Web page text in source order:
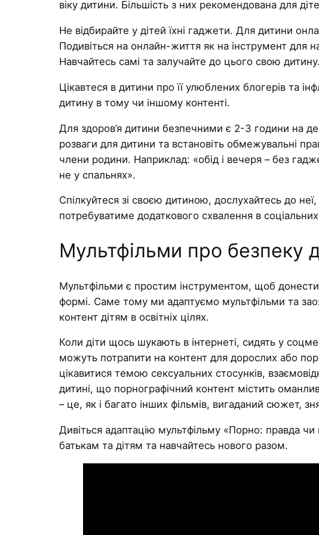
віку дитини. Більшість з них рекомендована для
Не відбирайте у дітей їхні гаджети. Для дитини
Подивіться на онлайн-життя як на інструмент для
Навчайтесь самі та залучайте до цього свою дитину.
Цікавтеся в дитини про її улюблених блогерів та
дитину в тому чи іншому контенті.
Для здоров’я дитини безпечними є 2-3 години на
розваги для дитини та встановіть обмежувальні
члени родини. Наприклад: «обід і вечеря – без
не у спальнях».
Спілкуйтеся зі своєю дитиною, дослухайтесь до
потребуватиме додаткового схвалення в
Мультфільми про безпеку
Мультфільми є простим інструментом, щоб
формі. Саме тому ми адаптуємо мультфільми та
контент дітям в освітніх цілях.
Коли діти щось шукають в інтернеті, сидять у
можуть потрапити на контент для дорослих або
цікавитися темою сексуальних стосунків,
дитині, що порнографічний контент містить
– це, як і багато інших фільмів, вигаданий сюжет,
Дивіться адаптацію мультфільму «Порно: правда
батькам та дітям та навчайтесь нового разом.